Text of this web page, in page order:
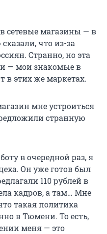
сетевые магазины — в
что из-за
Странно, но эта
— мои знакомые в
в этих же маркетах.
мне устроиться
странную
в очередной раз, я
Он уже готов был
110 рублей в
кадров, а там… Мне
такая политика
в Тюмени. То есть,
меня — это